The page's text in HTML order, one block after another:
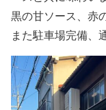
黒の甘ソース、赤
また駐車場完備、